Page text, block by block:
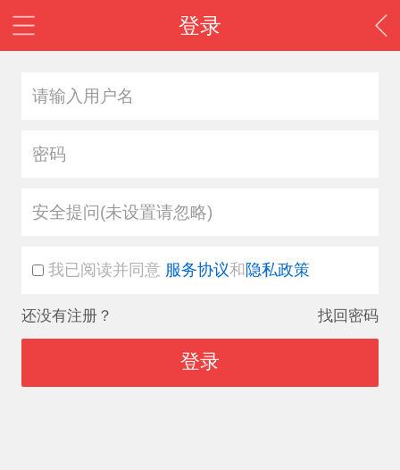
登录
安全提问(未设置请忽略)
我已阅读并同意 服务协议和 隐私政策
还没有注册？ 找回密码